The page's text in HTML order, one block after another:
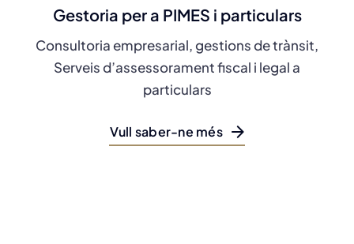
Gestoria per a PIMES i particulars
Consultoria empresarial, gestions de trànsit,
Serveis d’assessorament fiscal i legal a
particulars
Vull saber-ne més